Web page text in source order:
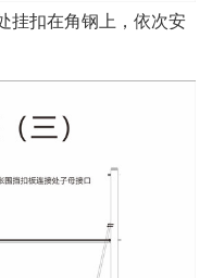
挂扣在角钢上，依次安